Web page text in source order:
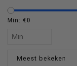
Min: €0
Meest bekeken